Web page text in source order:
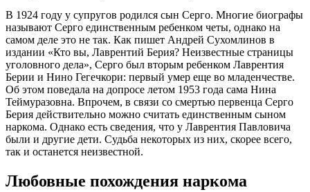
В 1924 году у супругов родился сын Серго. Многие биографы
называют Серго единственным ребенком четы, однако на
самом деле это не так. Как пишет Андрей Сухомлинов в
издании «Кто вы, Лаврентий Берия? Неизвестные страницы
уголовного дела», Серго был вторым ребенком Лаврентия
Берии и Нино Гегечкори: первый умер еще во младенчестве.
Об этом поведала на допросе летом 1953 года сама Нина
Теймуразовна. Впрочем, в связи со смертью первенца Серго
Берия действительно можно считать единственным сыном
наркома. Однако есть сведения, что у Лаврентия Павловича
были и другие дети. Судьба некоторых из них, скорее всего,
так и останется неизвестной.
Любовные похождения наркома